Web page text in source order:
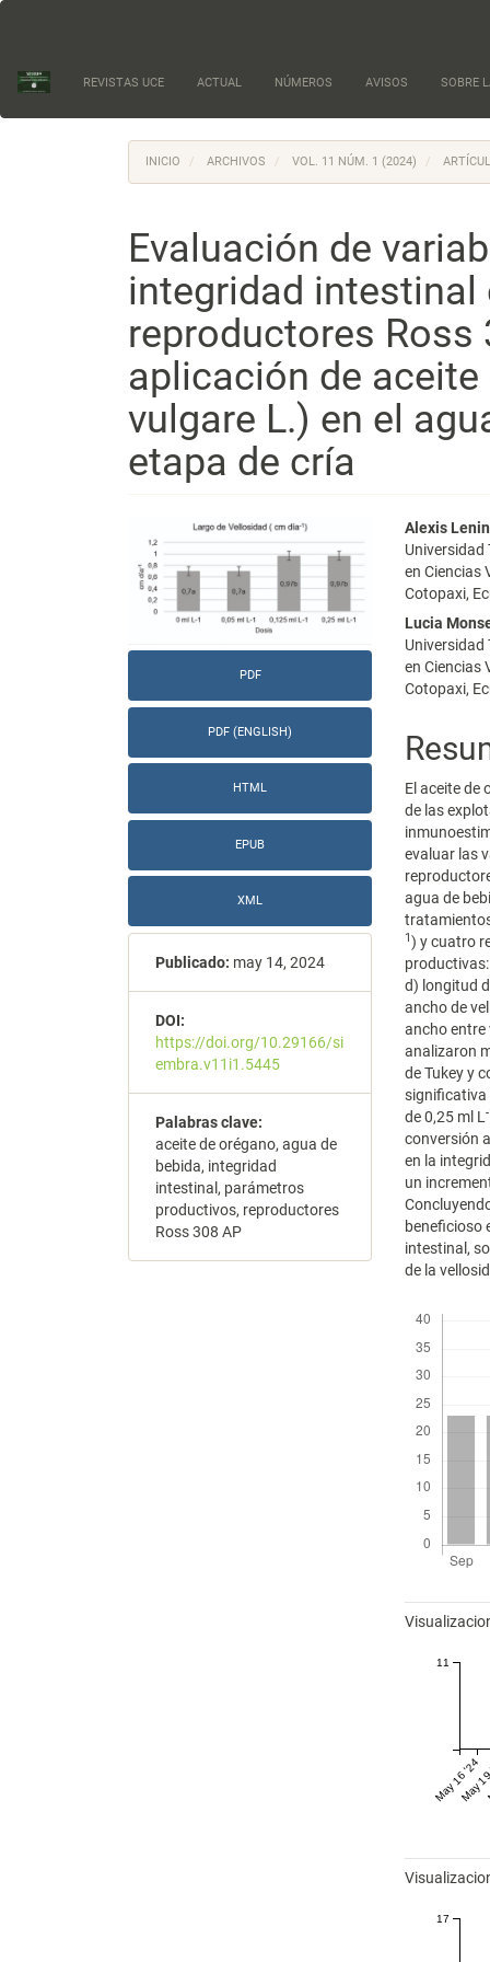
principal
Barra
lateral
REVISTAS UCE ACTUAL NÚMEROS AVISOS SOBRE
INICIO ARCHIVOS VOL. 11 NÚM. 1 (2024)
Evaluación de
integridad intestinal
reproductores Ross
aplicación de
vulgare L.) en el
etapa de cría
Barra
lateral
del
artículo
PDF
PDF (ENGLISH)
HTML
EPUB
XML
Publicado: may 14, 2024
DOI:
https://doi.org/10.29166/si
embra.v11i1.5445
Palabras clave:
aceite de orégano, agua de
bebida, integridad
intestinal, parámetros
productivos, reproductores
Ross 308 AP
del
Alexis
Universidad
en Ciencias
Cotopaxi,
Lucia
Universidad
en Ciencias
Cotopaxi,
El aceite de
de las
evaluar las
agua de
1) y cuatro
d) longitud
ancho de
ancho entre
analizaron
de Tukey y
significativa
de 0,25 ml L
conversión
en la
un
beneficioso
intestinal,
de la
May 16 '24
May
11
17